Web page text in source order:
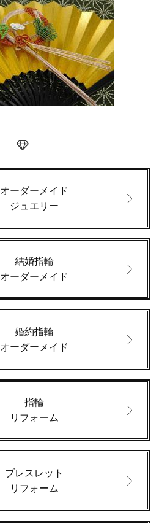
オーダーメイド
ジュエリー
結婚指輪
オーダーメイド
婚約指輪
オーダーメイド
指輪
リフォーム
ブレスレット
リフォーム